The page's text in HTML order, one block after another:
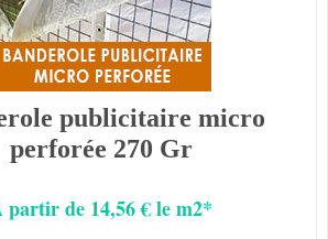
publicitaire micro
perforée 270 Gr
partir de 14,56 € le m2*